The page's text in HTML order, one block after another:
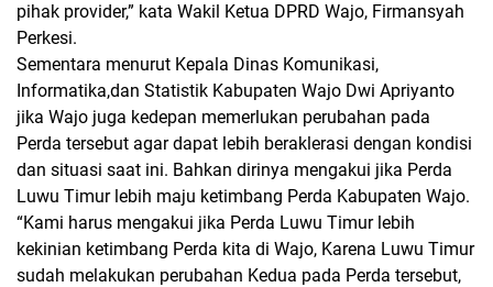
pihak provider,” kata Wakil Ketua DPRD Wajo, Firmansyah
Perkesi.
Sementara menurut Kepala Dinas Komunikasi,
Informatika,dan Statistik Kabupaten Wajo Dwi Apriyanto
jika Wajo juga kedepan memerlukan perubahan pada
Perda tersebut agar dapat lebih beraklerasi dengan kondisi
dan situasi saat ini. Bahkan dirinya mengakui jika Perda
Luwu Timur lebih maju ketimbang Perda Kabupaten Wajo.
“Kami harus mengakui jika Perda Luwu Timur lebih
kekinian ketimbang Perda kita di Wajo, Karena Luwu Timur
sudah melakukan perubahan Kedua pada Perda tersebut,